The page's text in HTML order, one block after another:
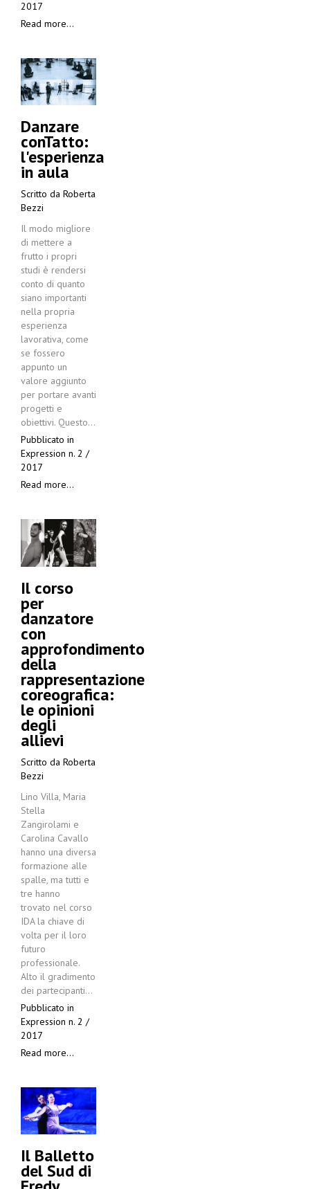
2017
Read more...
Danzare
conTatto:
l'esperienza
in aula
Scritto da Roberta
Bezzi
Il modo migliore
di mettere a
frutto i propri
studi è rendersi
conto di quanto
siano importanti
nella propria
esperienza
lavorativa, come
se fossero
appunto un
valore aggiunto
per portare avanti
progetti e
obiettivi. Questo…
Pubblicato in
Expression n. 2 /
2017
Read more...
Il corso
per
danzatore
con
approfondimento
della
rappresentazione
coreografica:
le opinioni
degli
allievi
Scritto da Roberta
Bezzi
Lino Villa, Maria
Stella
Zangirolami e
Carolina Cavallo
hanno una diversa
formazione alle
spalle, ma tutti e
tre hanno
trovato nel corso
IDA la chiave di
volta per il loro
futuro
professionale.
Alto il gradimento
dei partecipanti…
Pubblicato in
Expression n. 2 /
2017
Read more...
Il Balletto
del Sud di